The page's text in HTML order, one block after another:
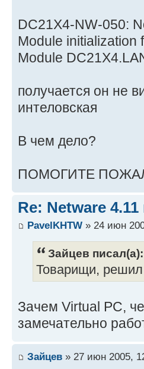
DC21X4-NW-050:
Module initialization
Module
получается он не
интеловская
В чем дело?
ПОМОГИТЕ
Re: Netware
PavelKHTW » 24 июн
Зайцев писал(а):
Товарищи,
Зачем Virtual PC,
замечательно
Зайцев » 27 июн 2005,